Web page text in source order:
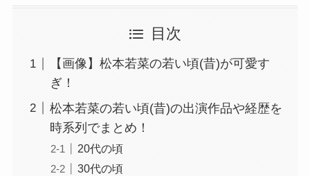
目次
【画像】松本若菜の若い頃(昔)が可愛す
ぎ！
松本若菜の若い頃(昔)の出演作品や経歴を
時系列でまとめ！
20代の頃
30代の頃